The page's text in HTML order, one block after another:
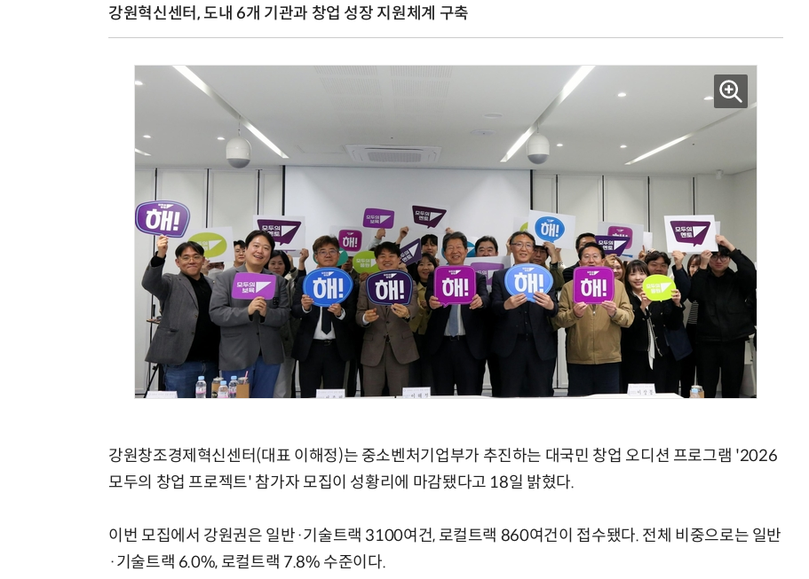
강원혁신센터, 도내 6개 기관과 창업 성장 지원체계 구축
강원창조경제혁신센터(대표 이해정)는 중소벤처기업부가 추진하는 대국민 창업 오디션 프로그램 '2026
모두의 창업 프로젝트' 참가자 모집이 성황리에 마감됐다고 18일 밝혔다.
이번 모집에서 강원권은 일반·기술트랙 3100여건, 로컬트랙 860여건이 접수됐다. 전체 비중으로는 일반
·기술트랙 6.0%, 로컬트랙 7.8% 수준이다.
경 다루며 과학원리 체득...과학체험
박성준 아주대 교수, 공기 중 수분으
로 200㎛ 피부 부착 전지 개발